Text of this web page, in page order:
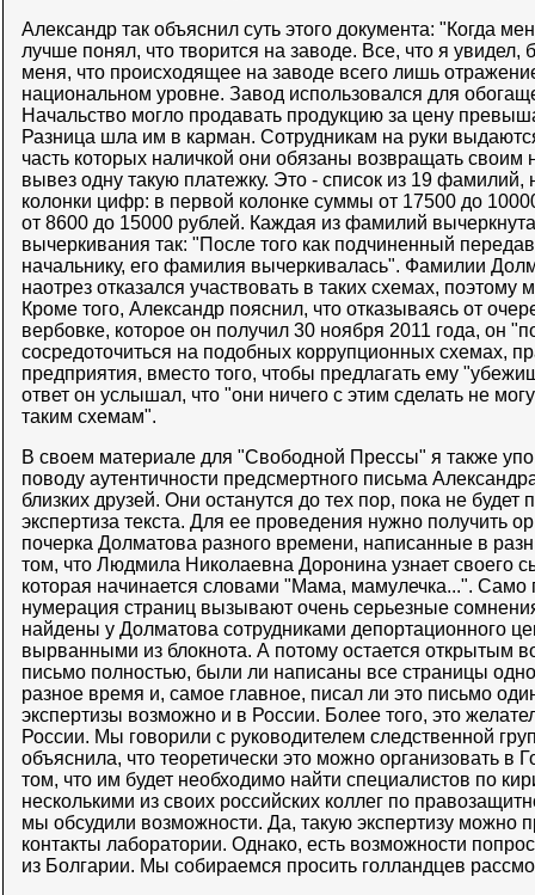
Александр так объяснил суть этого документа: "Когда
лучше понял, что творится на заводе. Все, что я увидел,
меня, что происходящее на заводе всего лишь
национальном уровне. Завод использовался для
Начальство могло продавать продукцию за цену
Разница шла им в карман. Сотрудникам на руки
часть которых наличкой они обязаны возвращать своим
вывез одну такую платежку. Это - список из 19 фамилий,
колонки цифр: в первой колонке суммы от 17500 до
от 8600 до 15000 рублей. Каждая из фамилий
вычеркивания так: "После того как подчиненный
начальнику, его фамилия вычеркивалась". Фамилии
наотрез отказался участвовать в таких схемах, поэтому
Кроме того, Александр пояснил, что отказываясь от
вербовке, которое он получил 30 ноября 2011 года, он
сосредоточиться на подобных коррупционных схемах,
предприятия, вместо того, чтобы предлагать ему
ответ он услышал, что "они ничего с этим сделать не
таким схемам".
В своем материале для "Свободной Прессы" я также
поводу аутентичности предсмертного письма
близких друзей. Они останутся до тех пор, пока не будет
экспертиза текста. Для ее проведения нужно получить
почерка Долматова разного времени, написанные в
том, что Людмила Николаевна Доронина узнает своего
которая начинается словами "Мама, мамулечка...".
нумерация страниц вызывают очень серьезные
найдены у Долматова сотрудниками депортационного
вырванными из блокнота. А потому остается открытым
письмо полностью, были ли написаны все страницы
разное время и, самое главное, писал ли это письмо
экспертизы возможно и в России. Более того, это
России. Мы говорили с руководителем следственной
объяснила, что теоретически это можно организовать в
том, что им будет необходимо найти специалистов по
несколькими из своих российских коллег по
мы обсудили возможности. Да, такую экспертизу можно
контакты лаборатории. Однако, есть возможности
из Болгарии. Мы собираемся просить голландцев